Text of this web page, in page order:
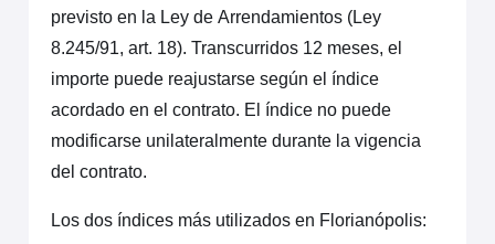
previsto en la Ley de Arrendamientos (Ley
8.245/91, art. 18). Transcurridos 12 meses, el
importe puede reajustarse según el índice
acordado en el contrato. El índice no puede
modificarse unilateralmente durante la vigencia
del contrato.
Los dos índices más utilizados en Florianópolis: